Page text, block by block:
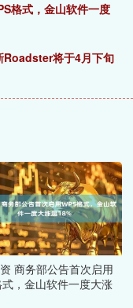
格式，金山软件一度
Roadster将于4月下旬
商务部公告首次启用
，金山软件一度大涨